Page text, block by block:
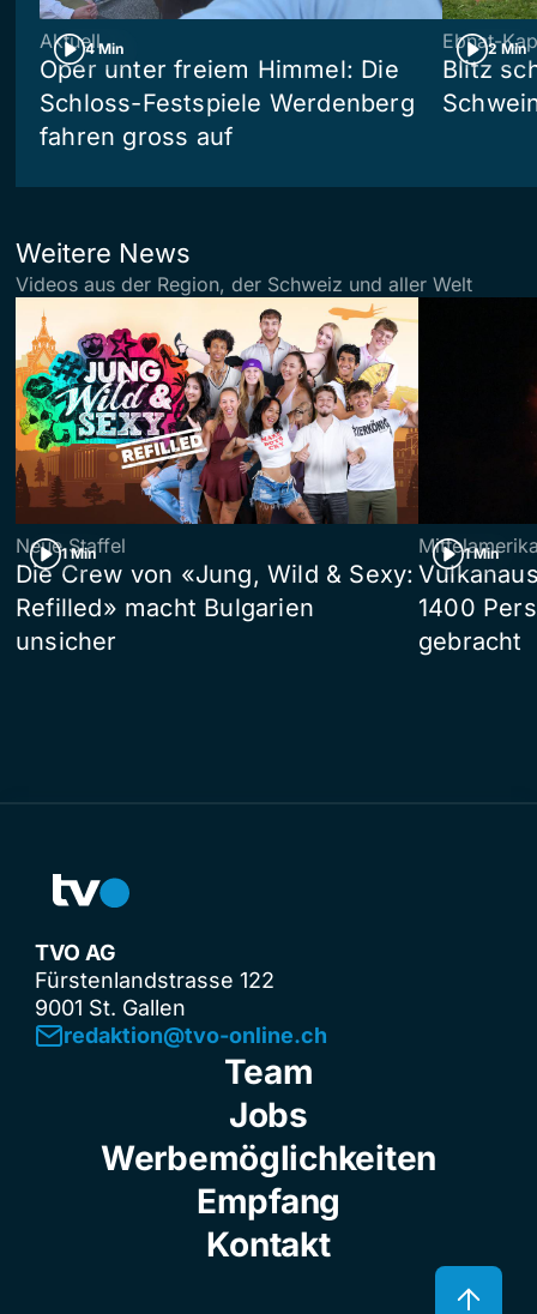
4 Min
Aktuell
Oper unter freiem Himmel: Die
Schloss-Festspiele Werdenberg
fahren gross auf
2 Min
Ebnat-
Blitz
Weitere News
Videos aus der Region, der Schweiz und aller Welt
1 Min
Neue Staffel
Die Crew von «Jung, Wild & Sexy:
Refilled» macht Bulgarien
unsicher
1 Min
1400
gebracht
TVO AG
Fürstenlandstrasse 122
9001 St. Gallen
redaktion@tvo-online.ch
Team
Jobs
Werbemöglichkeiten
Empfang
Kontakt